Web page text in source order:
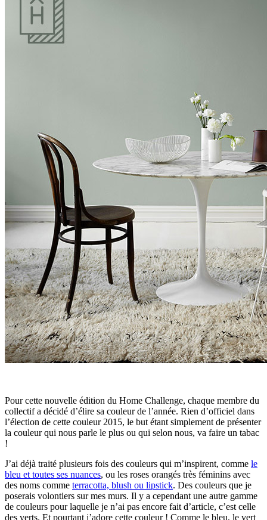
Pour cette nouvelle édition du Home Challenge, chaque membre du
collectif a décidé d’élire sa couleur de l’année. Rien d’officiel dans
l’élection de cette couleur 2015, le but étant simplement de présenter
la couleur qui nous parle le plus ou qui selon nous, va faire un tabac
!
J’ai déjà traité plusieurs fois des couleurs qui m’inspirent, comme le
bleu et toutes ses nuances, ou les roses orangés très féminins avec
des noms comme terracotta, blush ou lipstick. Des couleurs que je
poserais volontiers sur mes murs. Il y a cependant une autre gamme
de couleurs pour laquelle je n’ai pas encore fait d’article, c’est celle
des verts. Et pourtant j’adore cette couleur ! Comme le bleu, le vert